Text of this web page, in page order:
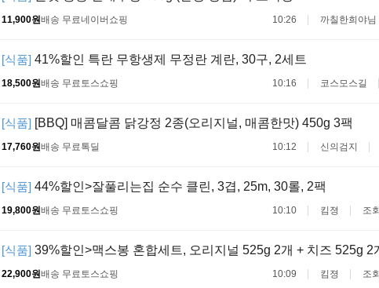
11,900원배송 무료네이버쇼핑 10:26 까칠한희야님
[식품] 41%할인 특란 무항생제 무정란 계란, 30구, 2세트
18,500원배송 무료 토스쇼핑 10:16 코스모스길
[식품] [BBQ] 매콤달콤 닭강정 2종(오리지널, 매콤한맛) 450g 3팩
17,760원배송 무료 톡딜 10:12 신의검지
[식품] 44%할인>잘풀리는집 순수 클린, 3겹, 25m, 30롤, 2팩
19,800원배송 무료 토스쇼핑 10:10 킴졍 조
[식품] 39%할인>맥스봉 혼합세트, 오리지널 525g 2개 + 치즈 525g 2
22,900원배송 무료 토스쇼핑 10:09 킴졍 조